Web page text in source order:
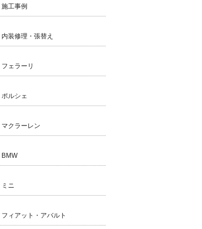
施工事例
内装修理・張替え
フェラーリ
ポルシェ
マクラーレン
BMW
ミニ
フィアット・アバルト